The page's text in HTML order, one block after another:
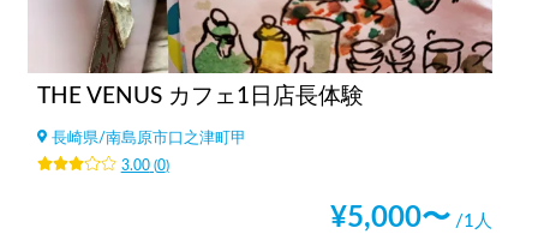
THE VENUS カフェ1日店長体験
長崎県/南島原市口之津町甲
3.00(0)
¥5,000〜 /1人